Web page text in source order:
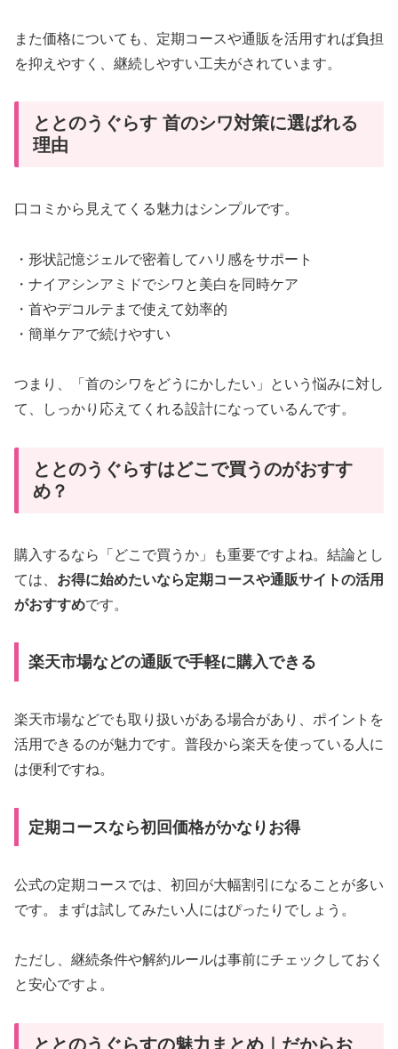
また価格についても、定期コースや通販を活用すれば負担
を抑えやすく、継続しやすい工夫がされています。
ととのうぐらす 首のシワ対策に選ばれる
理由
口コミから見えてくる魅力はシンプルです。
・形状記憶ジェルで密着してハリ感をサポート
・ナイアシンアミドでシワと美白を同時ケア
・首やデコルテまで使えて効率的
・簡単ケアで続けやすい
つまり、「首のシワをどうにかしたい」という悩みに対し
て、しっかり応えてくれる設計になっているんです。
ととのうぐらすはどこで買うのがおすす
め？
購入するなら「どこで買うか」も重要ですよね。結論とし
ては、 お得に始めたいなら定期コースや通販サイトの活用
がおすすめです。
楽天市場などの通販で手軽に購入できる
楽天市場などでも取り扱いがある場合があり、ポイントを
活用できるのが魅力です。普段から楽天を使っている人に
は便利ですね。
定期コースなら初回価格がかなりお得
公式の定期コースでは、初回が大幅割引になることが多い
です。まずは試してみたい人にはぴったりでしょう。
ただし、継続条件や解約ルールは事前にチェックしておく
と安心ですよ。
ととのうぐらすの魅力まとめ｜だからお